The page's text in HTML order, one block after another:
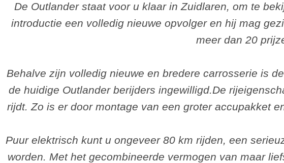
De Outlander staat voor u klaar in Zuidlaren, om te
introductie een volledig nieuwe opvolger en hij mag
meer dan 20
Behalve zijn volledig nieuwe en bredere carrosserie is
de huidige Outlander berijders ingewilligd.De
rijdt. Zo is er door montage van een groter accupakket
Puur elektrisch kunt u ongeveer 80 km rijden, een
worden. Met het gecombineerde vermogen van maar